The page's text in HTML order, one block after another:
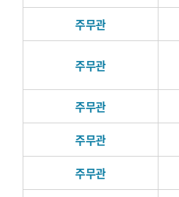
주무관
주무관
주무관
주무관
주무관